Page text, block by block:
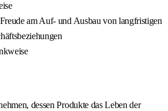
am Auf- und Ausbau von langfristigen
dessen Produkte das Leben der